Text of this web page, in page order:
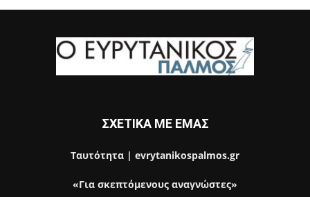
ΣΧΕΤΙΚΑ ΜΕ ΕΜΑΣ
Ταυτότητα | evrytanikospalmos.gr
«Για σκεπτόμενους αναγνώστες»